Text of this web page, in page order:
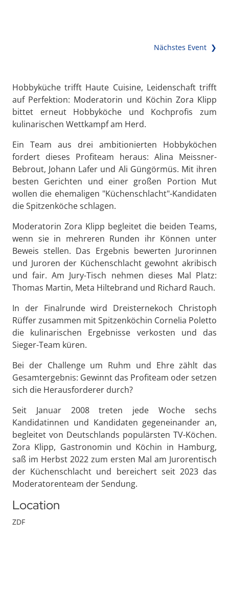
Nächstes Event ❯
Hobbyküche trifft Haute Cuisine, Leidenschaft trifft
auf Perfektion: Moderatorin und Köchin Zora Klipp
bittet erneut Hobbyköche und Kochprofis zum
kulinarischen Wettkampf am Herd.
Ein Team aus drei ambitionierten Hobbyköchen
fordert dieses Profiteam heraus: Alina Meissner-
Bebrout, Johann Lafer und Ali Güngörmüs. Mit ihren
besten Gerichten und einer großen Portion Mut
wollen die ehemaligen "Küchenschlacht"-Kandidaten
die Spitzenköche schlagen.
Moderatorin Zora Klipp begleitet die beiden Teams,
wenn sie in mehreren Runden ihr Können unter
Beweis stellen. Das Ergebnis bewerten Jurorinnen
und Juroren der Küchenschlacht gewohnt akribisch
und fair. Am Jury-Tisch nehmen dieses Mal Platz:
Thomas Martin, Meta Hiltebrand und Richard Rauch.
In der Finalrunde wird Dreisternekoch Christoph
Rüffer zusammen mit Spitzenköchin Cornelia Poletto
die kulinarischen Ergebnisse verkosten und das
Sieger-Team küren.
Bei der Challenge um Ruhm und Ehre zählt das
Gesamtergebnis: Gewinnt das Profiteam oder setzen
sich die Herausforderer durch?
Seit Januar 2008 treten jede Woche sechs
Kandidatinnen und Kandidaten gegeneinander an,
begleitet von Deutschlands populärsten TV-Köchen.
Zora Klipp, Gastronomin und Köchin in Hamburg,
saß im Herbst 2022 zum ersten Mal am Jurorentisch
der Küchenschlacht und bereichert seit 2023 das
Moderatorenteam der Sendung.
Location
ZDF